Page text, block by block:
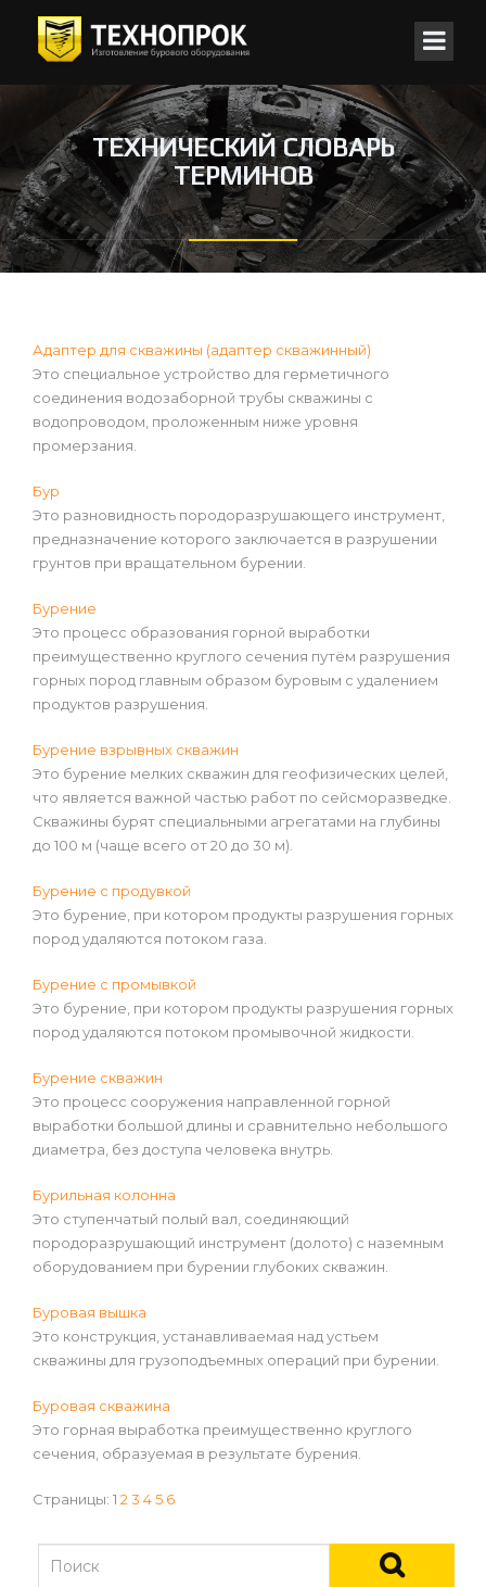
ТЕХНИЧЕСКИЙ СЛОВАРЬ
ТЕРМИНОВ
Адаптер для скважины (адаптер скважинный)
Это специальное устройство для герметичного
соединения водозаборной трубы скважины с
водопроводом, проложенным ниже уровня
промерзания.
Бур
Это разновидность породоразрушающего инструмент,
предназначение которого заключается в разрушении
грунтов при вращательном бурении.
Бурение
Это процесс образования горной выработки
преимущественно круглого сечения путём разрушения
горных пород главным образом буровым с удалением
продуктов разрушения.
Бурение взрывных скважин
Это бурение мелких скважин для геофизических целей,
что является важной частью работ по сейсморазведке.
Скважины бурят специальными агрегатами на глубины
до 100 м (чаще всего от 20 до 30 м).
Бурение с продувкой
Это бурение, при котором продукты разрушения горных
пород удаляются потоком газа.
Бурение с промывкой
Это бурение, при котором продукты разрушения горных
пород удаляются потоком промывочной жидкости.
Бурение скважин
Это процесс сооружения направленной горной
выработки большой длины и сравнительно небольшого
диаметра, без доступа человека внутрь.
Бурильная колонна
Это ступенчатый полый вал, соединяющий
породоразрушающий инструмент (долото) с наземным
оборудованием при бурении глубоких скважин.
Буровая вышка
Это конструкция, устанавливаемая над устьем
скважины для грузоподъемных операций при бурении.
Буровая скважина
Это горная выработка преимущественно круглого
сечения, образуемая в результате бурения.
Страницы: 1 2 3 45 6